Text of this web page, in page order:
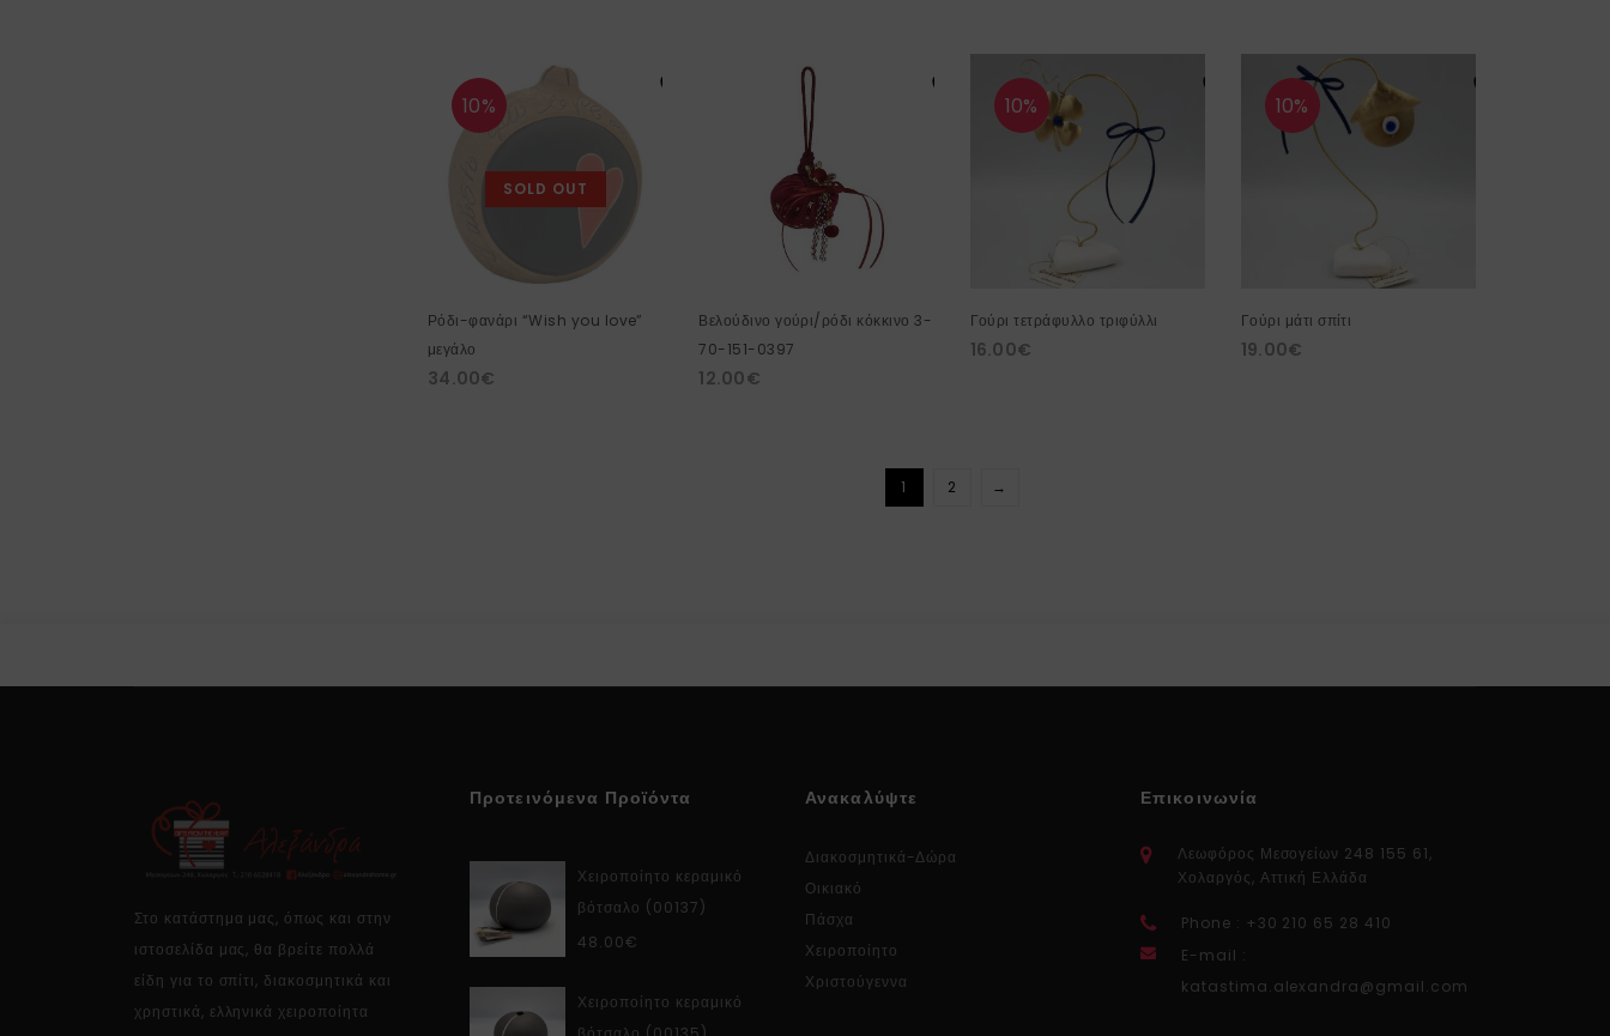
10%
SOLD OUT
Ρόδι-φανάρι “Wish you love”
μεγάλο
34.00€
Βελούδινο γούρι/ρόδι κόκκινο 3-
70-151-0397
12.00€
10%
Γούρι τετράφυλλο τριφύλλι
16.00€
10%
Γούρι μάτι σπίτι
19.00€
1 2 →
Στο κατάστημα μας, όπως και στην
ιστοσελίδα μας, θα βρείτε πολλά
είδη για το σπίτι, διακοσμητικά και
χρηστικά, ελληνικά χειροποίητα
Προτεινόμενα Προϊόντα
Χειροποίητο κεραμικό
βότσαλο (00137)
48.00€
Χειροποίητο κεραμικό
Ανακαλύψτε
Διακοσμητικά-Δώρα
Οικιακό
Πάσχα
Χειροποίητο
Χριστούγεννα
Επικοινωνία
Λεωφόρος Μεσογείων 248 155 61,
Χολαργός, Αττική Ελλάδα
Phone : +30 210 65 28 410
E-mail :
katastima.alexandra@gmail.com